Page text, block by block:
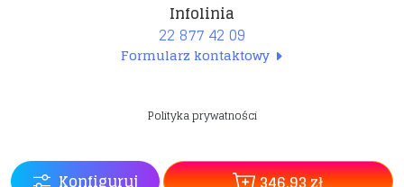
Konfiguruj
Infolinia
22 877 42 09
Formularz kontaktowy
Polityka prywatności